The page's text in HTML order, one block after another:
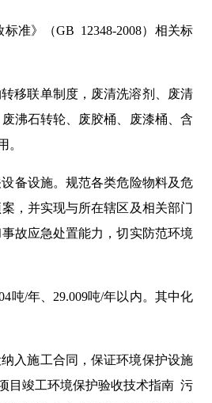
准》（GB 12348-2008）相关标
移联单制度，废清洗溶剂、废清
沸石转轮、废胶桶、废漆桶、含
。
备设施。规范各类危险物料及危
，并实现与所在辖区及相关部门
故应急处置能力，切实防范环境
吨/年、29.009吨/年以内。其中化
入施工合同，保证环境保护设施
目竣工环境保护验收技术指南 污